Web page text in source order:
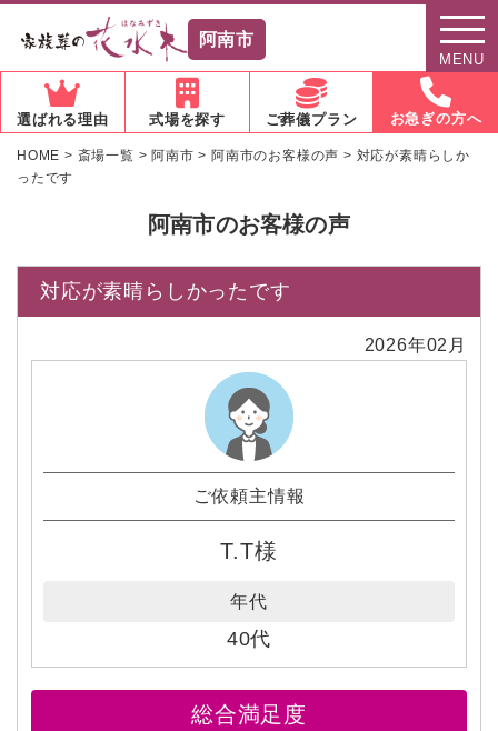
阿南市
MENU
選ばれる理由 式場を探す ご葬儀プラン お急ぎの方へ
HOME > 斎場一覧 > 阿南市 > 阿南市のお客様の声 > 対応が素晴らしか
ったです
阿南市のお客様の声
対応が素晴らしかったです
2026年02月
ご依頼主情報
T.T様
年代
40代
総合満足度